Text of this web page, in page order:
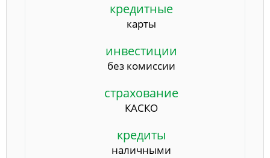
кредитные
карты
инвестиции
без комиссии
страхование
КАСКО
кредиты
наличными